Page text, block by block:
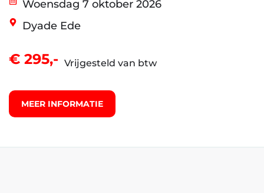
Woensdag 7 oktober 2026
Dyade Ede
€ 295,- Vrijgesteld van btw
MEER INFORMATIE